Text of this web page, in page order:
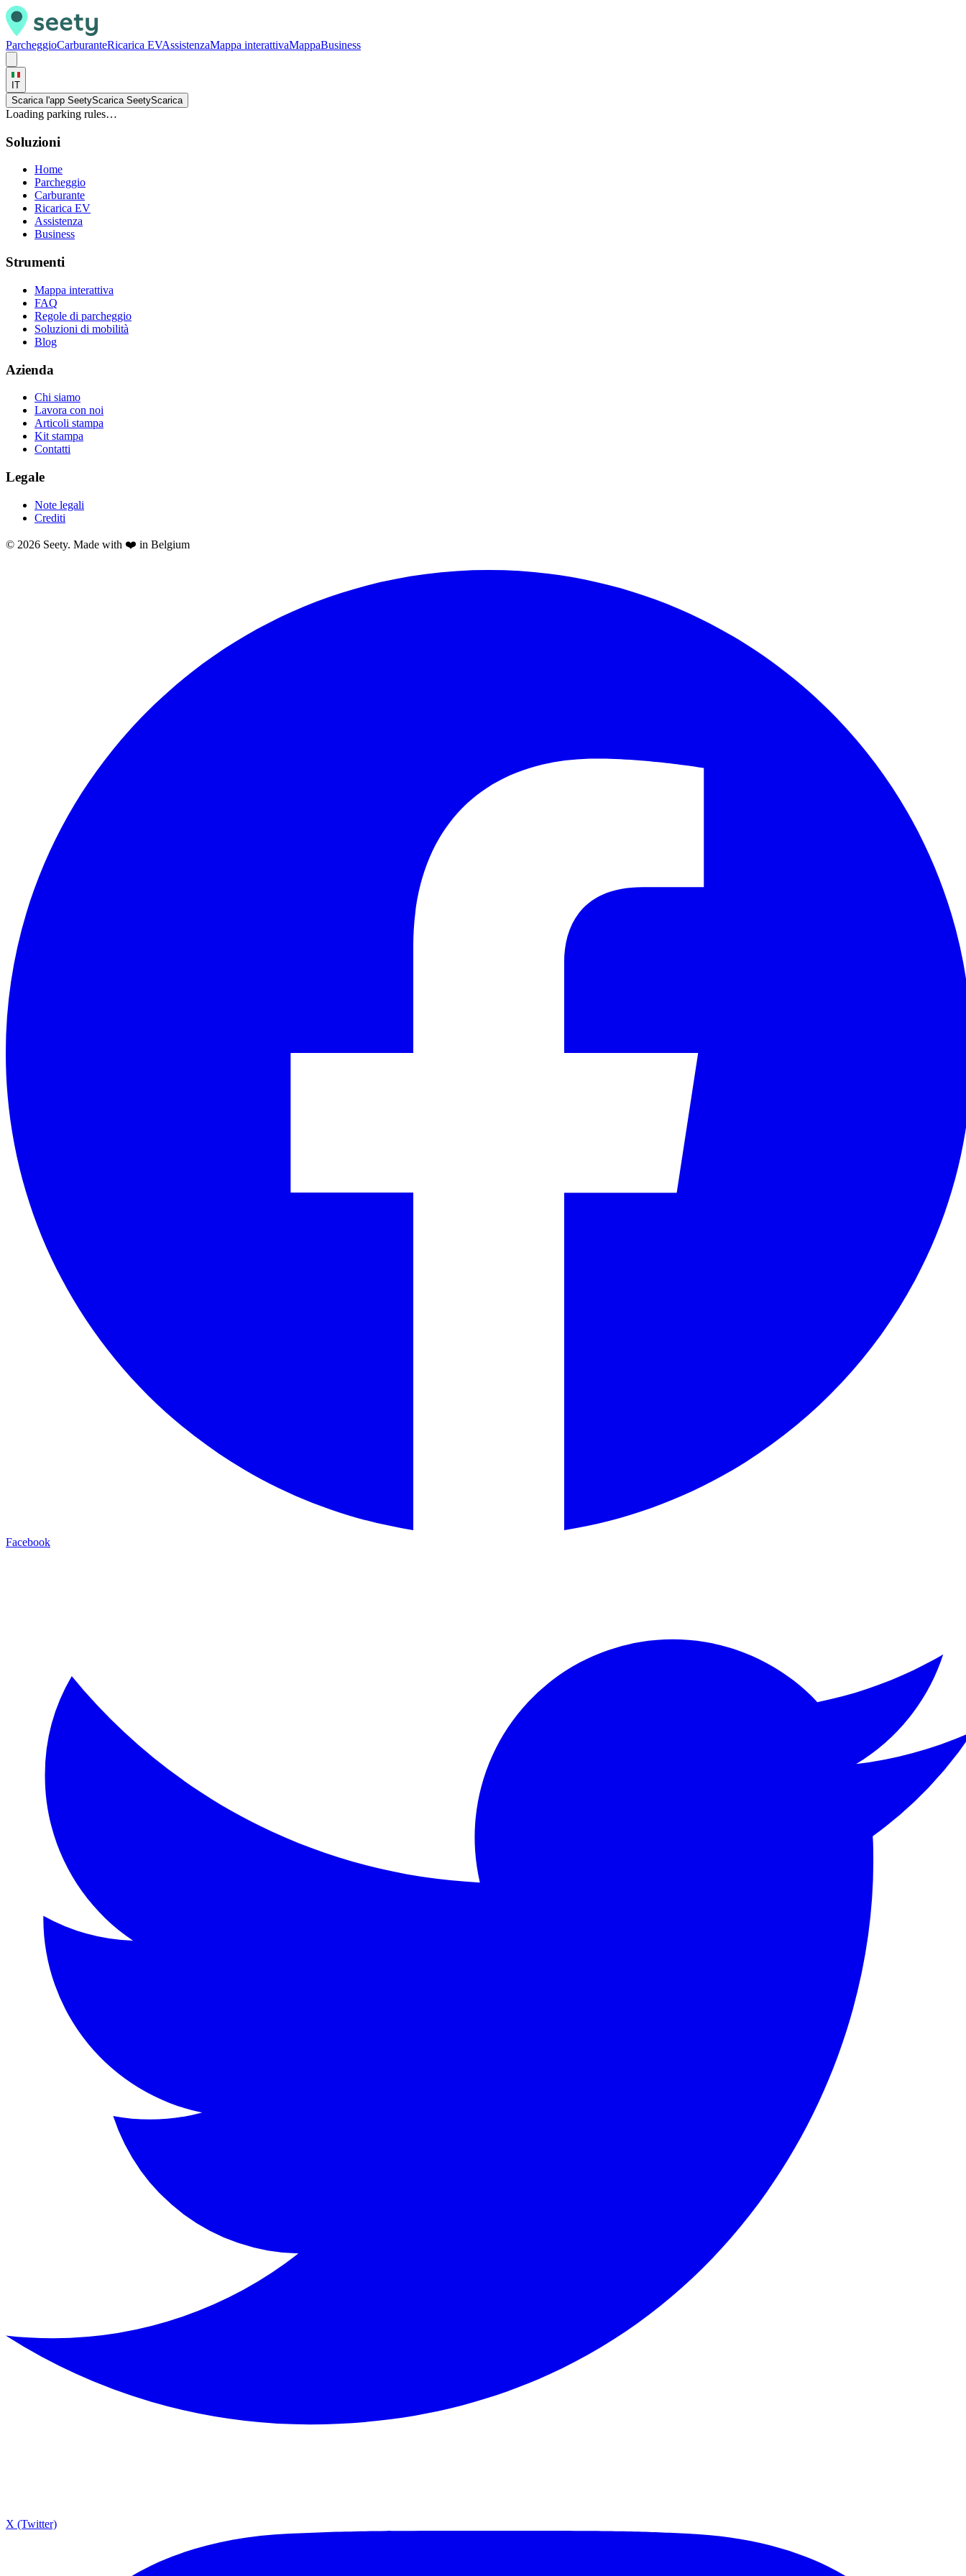
ParcheggioCarburanteRicarica EVAssistenzaMappa interattivaMappaBusiness
IT
Scarica l'app SeetyScarica SeetyScarica
Loading parking rules…
Soluzioni
Home
Parcheggio
Carburante
Ricarica EV
Assistenza
Business
Strumenti
Mappa interattiva
FAQ
Regole di parcheggio
Soluzioni di mobilità
Blog
Azienda
Chi siamo
Lavora con noi
Articoli stampa
Kit stampa
Contatti
Legale
Note legali
Crediti
© 2026 Seety. Made with ❤️ in Belgium
Facebook
X (Twitter)